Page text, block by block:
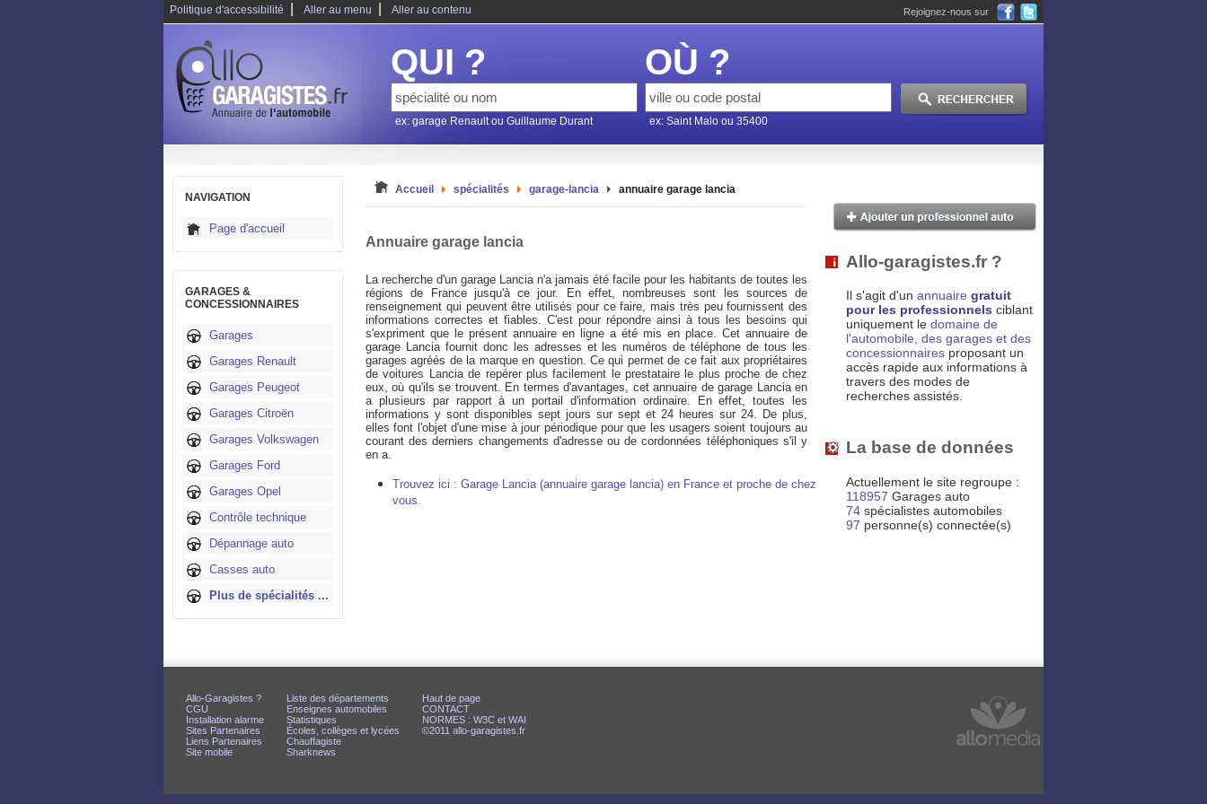
Politique d'accessibilité Aller au menu Aller au contenu Rejoignez-nous sur
QUI ?
ex: garage Renault ou Guillaume Durant
OÙ ?
ex: Saint Malo ou 35400
NAVIGATION
Page d'accueil
GARAGES &
CONCESSIONNAIRES
Garages
Garages Renault
Garages Peugeot
Garages Citroën
Garages Volkswagen
Garages Ford
Garages Opel
Contrôle technique
Dépannage auto
Casses auto
Plus de spécialités ...
Accueil spécialités garage-lancia annuaire garage lancia
Annuaire garage lancia
La recherche d'un garage Lancia n'a jamais été facile pour les habitants de toutes les
régions de France jusqu'à ce jour. En effet, nombreuses sont les sources de
renseignement qui peuvent être utilisés pour ce faire, mais très peu fournissent des
informations correctes et fiables. C'est pour répondre ainsi à tous les besoins qui
s'expriment que le présent annuaire en ligne a été mis en place. Cet annuaire de
garage Lancia fournit donc les adresses et les numéros de téléphone de tous les
garages agréés de la marque en question. Ce qui permet de ce fait aux propriétaires
de voitures Lancia de repérer plus facilement le prestataire le plus proche de chez
eux, où qu'ils se trouvent. En termes d'avantages, cet annuaire de garage Lancia en
a plusieurs par rapport à un portail d'information ordinaire. En effet, toutes les
informations y sont disponibles sept jours sur sept et 24 heures sur 24. De plus,
elles font l'objet d'une mise à jour périodique pour que les usagers soient toujours au
courant des derniers changements d'adresse ou de cordonnées téléphoniques s'il y
en a.
Trouvez ici : Garage Lancia (annuaire garage lancia) en France et proche de chez
vous.
Allo-garagistes.fr ?
Il s'agit d'un annuaire gratuit
pour les professionnels ciblant
uniquement le domaine de
l'automobile, des garages et des
concessionnaires proposant un
accès rapide aux informations à
travers des modes de
recherches assistés.
La base de données
Actuellement le site regroupe :
118957 Garages auto
74 spécialistes automobiles
97 personne(s) connectée(s)
Allo-Garagistes ?
CGU
Installation alarme
Sites Partenaires
Liens Partenaires
Site mobile
Liste des départements
Enseignes automobiles
Statistiques
Écoles, collèges et lycées
Chauffagiste
Sharknews
Haut de page
CONTACT
NORMES : W3C et WAI
©2011 allo-garagistes.fr